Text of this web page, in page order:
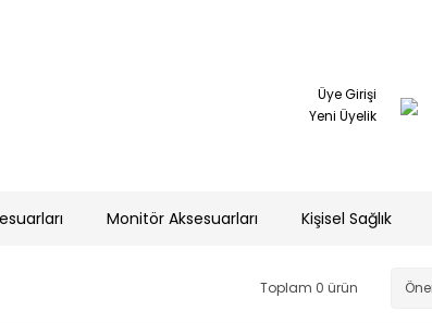
Üye Girişi
Yeni Üyelik
Monitör Aksesuarları Kişisel Sağlık
Toplam 0 ürün